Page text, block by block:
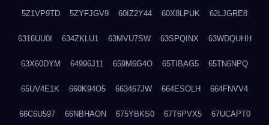
5Z1VP9TD 5ZYFJGV9 60IZ2Y44 60X8LPUK 62LJGRE8
6316UU0I 634ZKLU1 63MVU7SW 63SPQINX 63WDQUHH
63X60DYM 64996J11 659M6G4O 65TIBAG5 65TN6NPQ
65UV4E1K 660K94O5 663467JW 664ESOLH 664FNVV4
66C6U597 66NBHAON 675YBKS0 67T6PVX5 67UCAPT0